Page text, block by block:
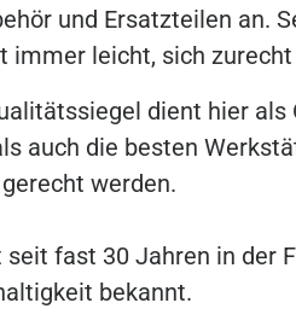
und Ersatzteilen an.
immer leicht, sich zurecht
dient hier
auch die besten
werden.
seit fast 30 Jahren in der
bekannt.